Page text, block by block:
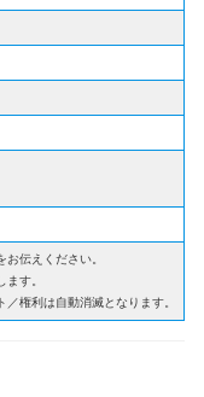
伝えください。
す。
権利は自動消滅となります。